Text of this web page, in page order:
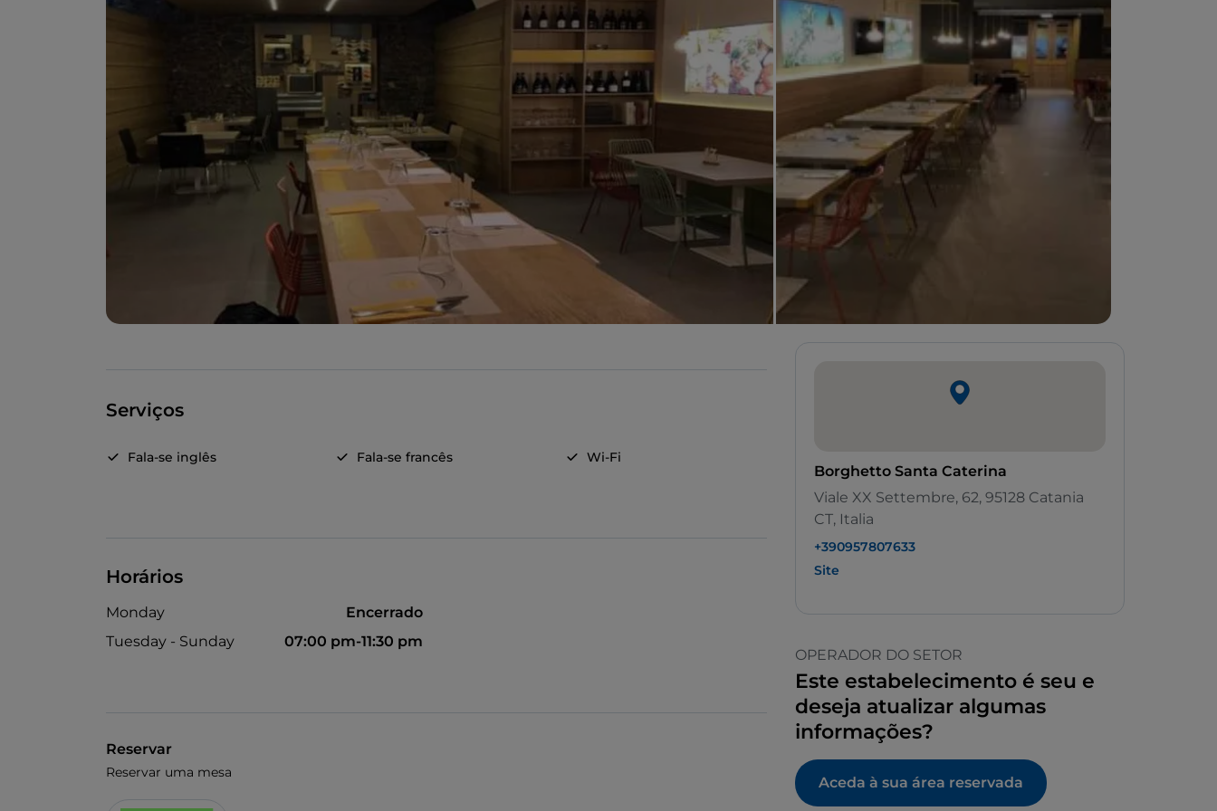
Serviços
Fala-se inglês Fala-se francês Wi-Fi
Horários
Monday
Encerrado
Tuesday - Sunday
07:00 pm-11:30 pm
Reservar
Reservar uma mesa
Borghetto Santa Caterina
Viale XX Settembre, 62, 95128 Catania
CT, Italia
+390957807633
Site
OPERADOR DO SETOR
Este estabelecimento é seu e
deseja atualizar algumas
informações?
Aceda à sua área reservada